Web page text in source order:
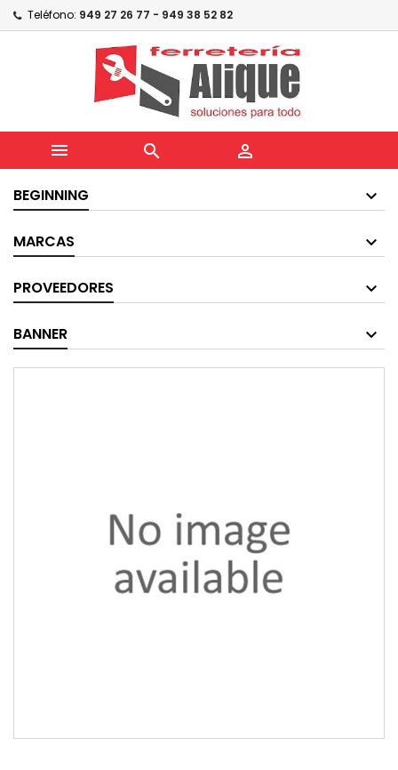
Teléfono: 949 27 26 77 - 949 38 52 82
  
BEGINNING
MARCAS
PROVEEDORES
BANNER